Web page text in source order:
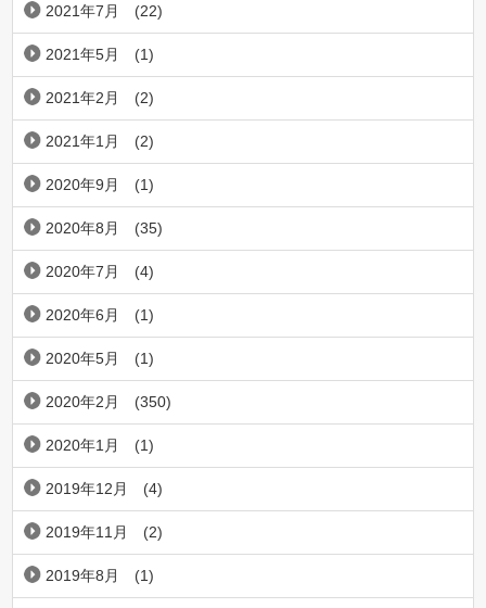
2021年7月 (22)
2021年5月 (1)
2021年2月 (2)
2021年1月 (2)
2020年9月 (1)
2020年8月 (35)
2020年7月 (4)
2020年6月 (1)
2020年5月 (1)
2020年2月 (350)
2020年1月 (1)
2019年12月 (4)
2019年11月 (2)
2019年8月 (1)